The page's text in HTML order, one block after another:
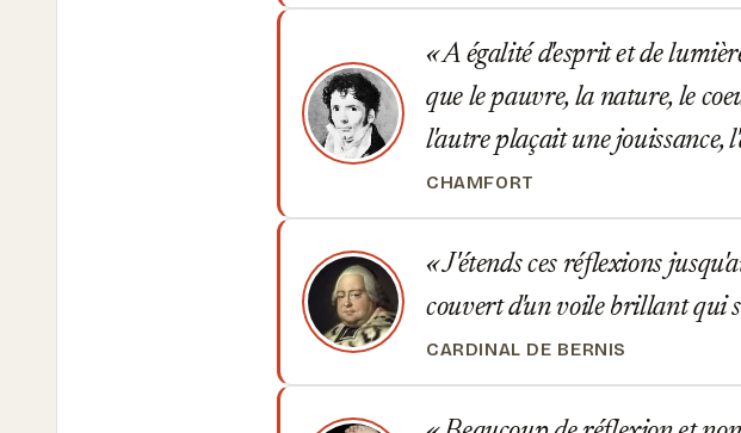
A égalité d'esprit et de
que le pauvre, la nature, le
l'autre plaçait une jouissance,
CHAMFORT
J'étends ces réflexions
couvert d'un voile brillant qui
CARDINAL DE BERNIS